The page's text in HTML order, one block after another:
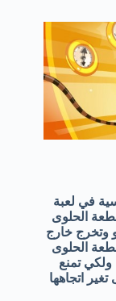
في لعبة
الحلوى
وتخرج خارج
الحلوى
تمنع
اتجاهها